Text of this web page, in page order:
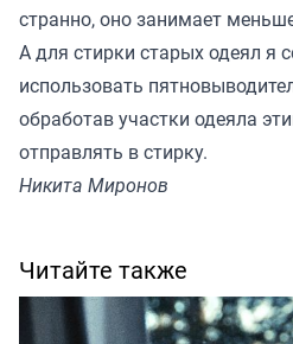
странно, оно занимает
А для стирки старых одеял я
использовать
обработав участки одеяла
отправлять в стирку.
Никита Миронов
Читайте также